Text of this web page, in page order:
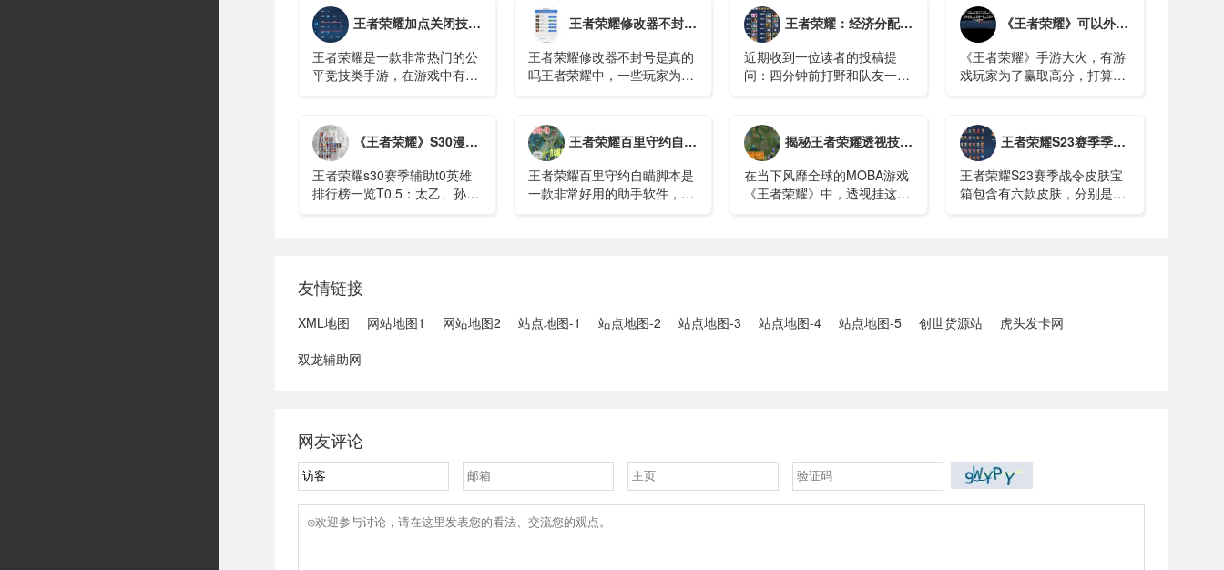
c位的保护能力...
具，它可以帮助玩家更好的把
握机会，快速上分。在市场上
有很多透视卡销售平台...
下来的很多计划。比如成吉思
汗这个英雄的重做，还有新英
雄空空儿的出现等等。...
上用1技能收割残血。...
王者荣耀加点关闭技能推荐方法
王者荣耀是一款非常热门的公
平竞技类手游，在游戏中有很
置，玩家可以设置成自己顺手
的样子，这样在打游戏是会流
畅很多。...
王者荣耀修改器不封号是真的吗？
王者荣耀修改器不封号是真的
吗王者荣耀中，一些玩家为了
对于这个会不会被封号玩家们
也很关心。那么...
王者荣耀：经济分配机制揭晓。辅助的最后一搏攻击有什么好处吗？ - 哔哩哔哩
近期收到一位读者的投稿提
问：四分钟前打野和队友一起
的话又怎么算呢？相信不少召
唤师对于补刀经济归属的问题
有疑惑...
《王者荣耀》可以外挂吗？别傻了！小心被骗！
《王者荣耀》手游大火，有游
戏玩家为了赢取高分，打算弄
元。...
《王者荣耀》S30漫游哪个英雄辅助最强t0英雄排行榜
王者荣耀s30赛季辅助t0英雄
排行榜一览​​​​​​​T0.5：太乙、孙
王者荣耀百里守约自瞄脚本
王者荣耀百里守约自瞄脚本是
一款非常好用的助手软件，帮
揭秘王者荣耀透视技巧秘密，游戏公平性的隐形杀手
在当下风靡全球的MOBA游戏
《王者荣耀》中，透视挂这一
王者荣耀S23赛季季票皮肤宝箱选哪一款？
王者荣耀S23赛季战令皮肤宝
箱包含有六款皮肤，分别是孙
友情链接
XML地图 网站地图1 网站地图2 站点地图-1 站点地图-2 站点地图-3 站点地图-4 站点地图-5 创世货源站
虎头发卡网
双龙辅助网
网友评论